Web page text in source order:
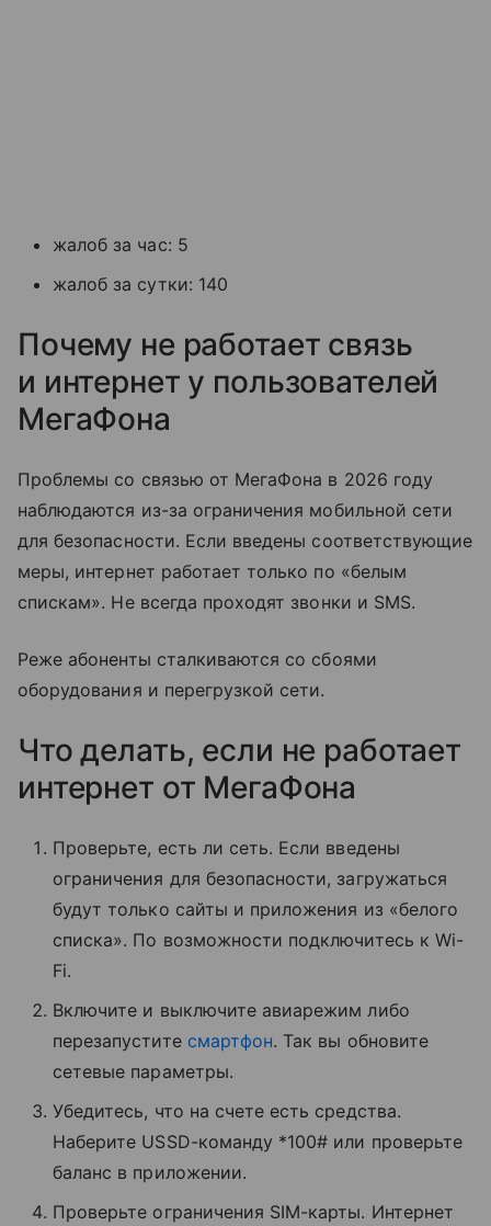
жалоб за час: 5
жалоб за сутки: 140
Почему не работает связь
и интернет у пользователей
МегаФона
Проблемы со связью от МегаФона в 2026 году
наблюдаются из-за ограничения мобильной сети
для безопасности. Если введены соответствующие
меры, интернет работает только по «белым
спискам». Не всегда проходят звонки и SMS.
Реже абоненты сталкиваются со сбоями
оборудования и перегрузкой сети.
Что делать, если не работает
интернет от МегаФона
Проверьте, есть ли сеть. Если введены
ограничения для безопасности, загружаться
будут только сайты и приложения из «белого
списка». По возможности подключитесь к Wi-
Fi.
Включите и выключите авиарежим либо
перезапустите смартфон. Так вы обновите
сетевые параметры.
Убедитесь, что на счете есть средства.
Наберите USSD-команду *100# или проверьте
баланс в приложении.
Проверьте ограничения SIM-карты. Интернет